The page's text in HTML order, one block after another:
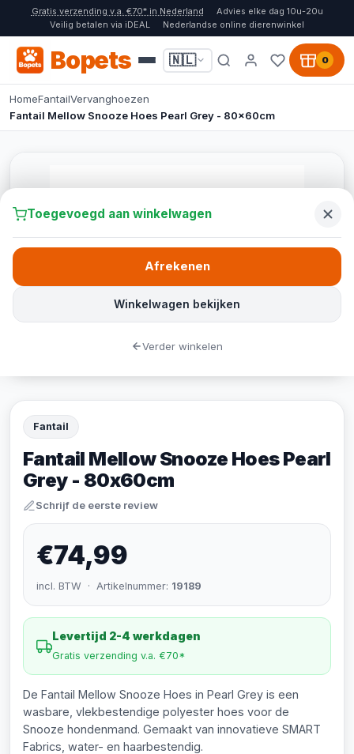
Gratis verzending v.a. €70* in Nederland
Advies elke dag 10u-20u
Veilig betalen via iDEAL
Nederlandse online dierenwinkel
Bopets 🇳🇱 0
HomeFantailVervanghoezen
Fantail Mellow Snooze Hoes Pearl Grey - 80x60cm
Fantail
Fantail Mellow Snooze Hoes Pearl
Grey - 80x60cm
Schrijf de eerste review
€74,99
incl. BTW · Artikelnummer: 19189
Levertijd 2-4 werkdagen
Gratis verzending v.a. €70*
De Fantail Mellow Snooze Hoes in Pearl Grey is een
wasbare, vlekbestendige polyester hoes voor de
Snooze hondenmand. Gemaakt van innovatieve SMART
Fabrics, water- en haarbestendig.
Toegevoegd aan winkelwagen
Winkelwagen bekijken
Afrekenen
Verder winkelen